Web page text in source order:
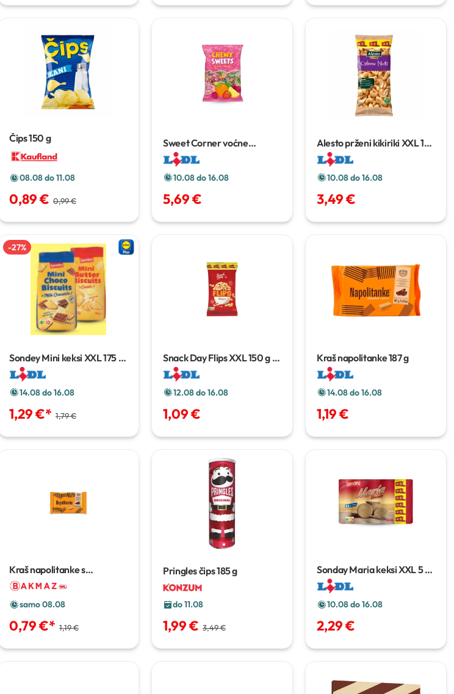
Čips150 g
08.08 do 11.08
0,89 € 0,99 €
Sweet Corner voćne
karamele XXL
10.08 do 16.08
5,69 €
Alesto prženi kikiriki XXL1
kg
10.08 do 16.08
3,49 €
-27%
Sondey Mini keksi XXL175 g
ili 200 g
14.08 do 16.08
1,29 €* 1,79 €
Snack Day Flips XXL150 g ili
250 g
12.08 do 16.08
1,09 €
Kraš napolitanke187 g
14.08 do 16.08
1,19 €
Kraš napolitanke s
čokoladnom kremom
samo 08.08
0,79 €* 1,19 €
Pringles čips185 g
do 11.08
1,99 € 3,49 €
Sonday Maria keksi XXL5 x
200 g
10.08 do 16.08
2,29 €